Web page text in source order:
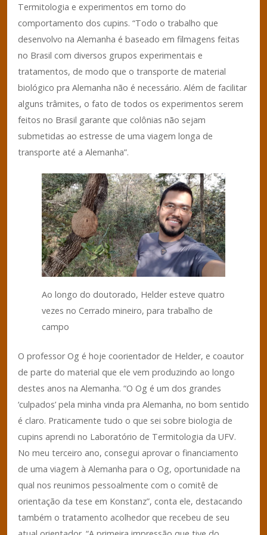
Termitologia e experimentos em torno do
comportamento dos cupins. “Todo o trabalho que
desenvolvo na Alemanha é baseado em filmagens feitas
no Brasil com diversos grupos experimentais e
tratamentos, de modo que o transporte de material
biológico pra Alemanha não é necessário. Além de facilitar
alguns trâmites, o fato de todos os experimentos serem
feitos no Brasil garante que colônias não sejam
submetidas ao estresse de uma viagem longa de
transporte até a Alemanha”.
Ao longo do doutorado, Helder esteve quatro
vezes no Cerrado mineiro, para trabalho de
campo
O professor Og é hoje coorientador de Helder, e coautor
de parte do material que ele vem produzindo ao longo
destes anos na Alemanha. “O Og é um dos grandes
‘culpados’ pela minha vinda pra Alemanha, no bom sentido
é claro. Praticamente tudo o que sei sobre biologia de
cupins aprendi no Laboratório de Termitologia da UFV.
No meu terceiro ano, consegui aprovar o financiamento
de uma viagem à Alemanha para o Og, oportunidade na
qual nos reunimos pessoalmente com o comitê de
orientação da tese em Konstanz”, conta ele, destacando
também o tratamento acolhedor que recebeu de seu